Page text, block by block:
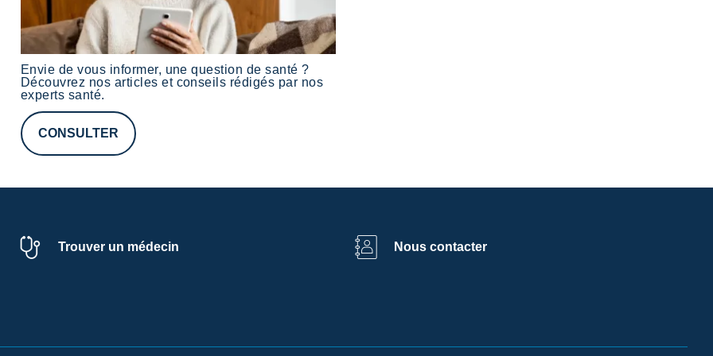
Envie de vous informer, une question de santé ?
Découvrez nos articleset conseils rédigés par nos
experts santé.
CONSULTER
Trouver un médecin Nous contacter